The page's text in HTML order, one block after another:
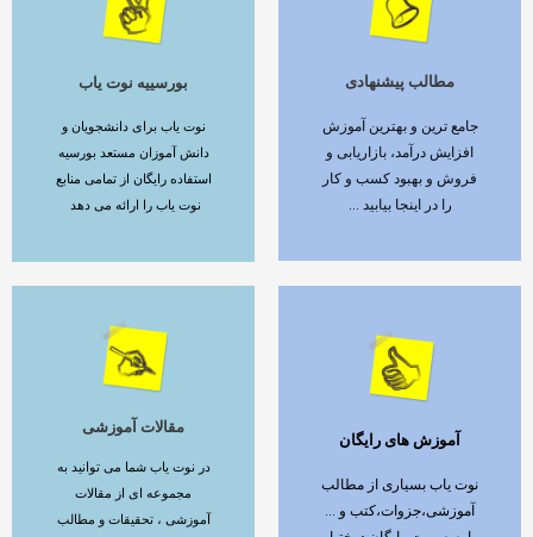
مطالب پیشنهادی
جامع ترین و بهترین آموزش
افزایش درآمد، بازاریابی و
فروش و بهبود کسب و کار
را در اینجا بیابید ...
ادامه مطلب بورسییه نوت یاب
نوت یاب برای دانشجویان و
دانش آموزان مستعد بورسیه
استفاده رایگان از تمامی منابع
نوت یاب را ارائه می دهد
ادامه مطلب
آموزش های رایگان
نوت یاب بسیاری از مطالب
آموزشی،جزوات،کتب و ...
ادامه مطلب
مقالات آموزشی
در نوت یاب شما می توانید به
مجموعه ای از مقالات
آموزشی ، تحقیقات و مطالب